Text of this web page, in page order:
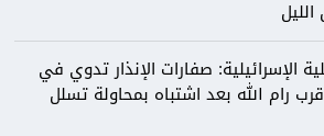
الإسرائيلية: صفارات الإنذار تدوي في
رام الله بعد اشتباه بمحاولة تسلل